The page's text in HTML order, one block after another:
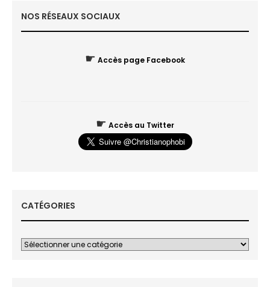
NOS RÉSEAUX SOCIAUX
☛ Accès page Facebook
☛ Accès au Twitter
CATÉGORIES